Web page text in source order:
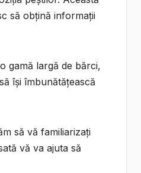
să obțină informații
gamă largă de bărci,
își îmbunătățească
să vă familiarizați
vă va ajuta să